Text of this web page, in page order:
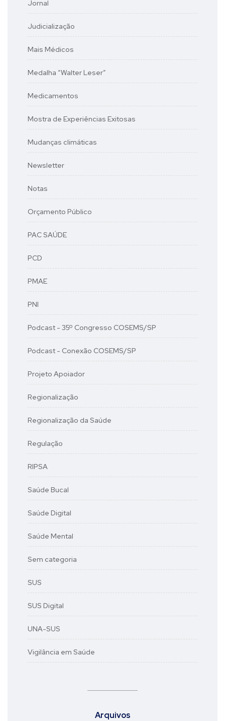
Jornal
Judicialização
Mais Médicos
Medalha “Walter Leser”
Medicamentos
Mostra de Experiências Exitosas
Mudanças climáticas
Newsletter
Notas
Orçamento Público
PAC SAÚDE
PCD
PMAE
PNI
Podcast - 35º Congresso COSEMS/SP
Podcast - Conexão COSEMS/SP
Projeto Apoiador
Regionalização
Regionalização da Saúde
Regulação
RIPSA
Saúde Bucal
Saúde Digital
Saúde Mental
Sem categoria
SUS
SUS Digital
UNA-SUS
Vigilância em Saúde
Arquivos